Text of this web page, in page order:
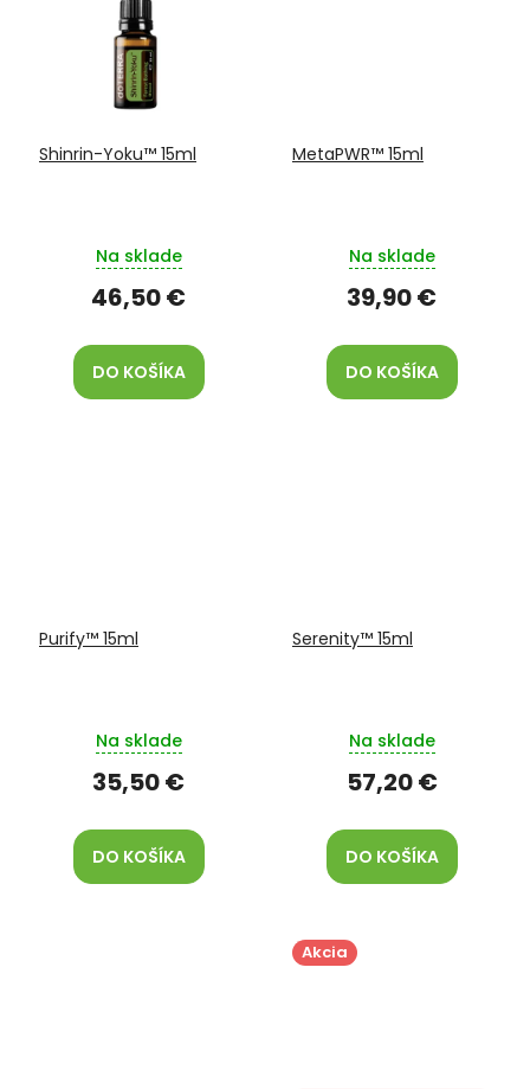
Shinrin-Yoku™ 15ml
Na sklade
46,50 €
DO KOŠÍKA
MetaPWR™ 15ml
Na sklade
39,90 €
DO KOŠÍKA
Purify™ 15ml
Na sklade
35,50 €
DO KOŠÍKA
Serenity™ 15ml
Na sklade
57,20 €
DO KOŠÍKA
Akcia